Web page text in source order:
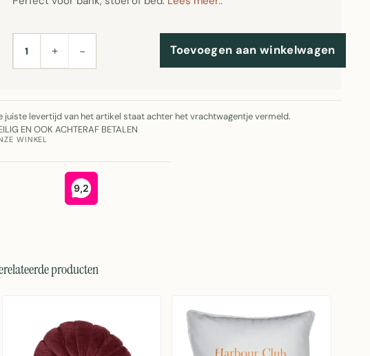
AANTAL+ − Toevoegen aan winkelwagen
juiste levertijd van het artikel staat achter het vrachtwagentje vermeld.
EN OOK ACHTERAF BETALEN
WINKEL
producten